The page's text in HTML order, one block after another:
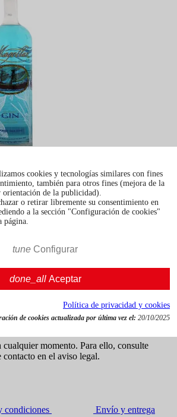
70cl | 41.3%
€ 33,55
Impuestos incluidos
 
cualquier momento. Para ello, consulte
en el aviso legal.
condiciones Envío y entrega
cookies y tecnologías similares con fines
también para otros fines (mejora de la
de la publicidad).
o retirar libremente su consentimiento en
a la sección "Configuración de cookies"
página.
tune Configurar
done_all Aceptar
Política de privacidad y cookies
de cookies actualizada por última vez el: 20/10/2025